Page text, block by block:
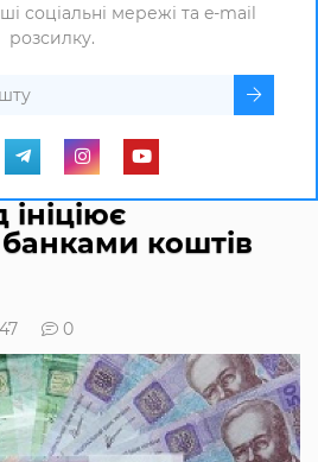
соціальні мережі та e-mail
розсилку.
коштів
47 0